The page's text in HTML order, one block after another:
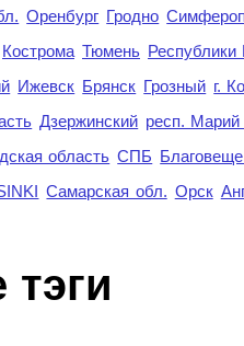
Оренбург Гродно
Кострома Тюмень Республики
Ижевск Брянск Грозный г.
Дзержинский респ.
область СПБ
Самарская обл. Орск